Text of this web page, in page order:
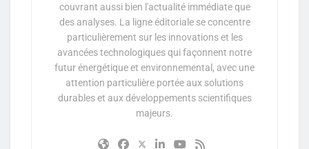
couvrant aussi bien l'actualité immédiate que
des analyses. La ligne éditoriale se concentre
particulièrement sur les innovations et les
avancées technologiques qui façonnent notre
futur énergétique et environnemental, avec une
attention particulière portée aux solutions
durables et aux développements scientifiques
majeurs.